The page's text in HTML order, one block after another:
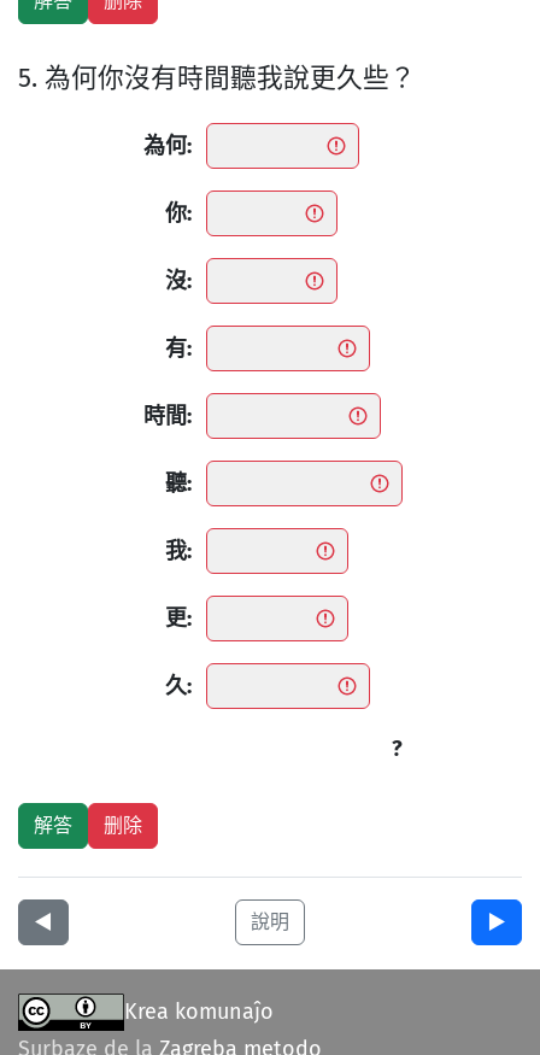
5. 為何你沒有時間聽我說更久些？
為何:
你:
沒:
有:
時間:
聽:
我:
更:
久:
?
◀︎ 說明 ▶︎
Krea komunaĵo
Surbaze de la Zagreba metodo